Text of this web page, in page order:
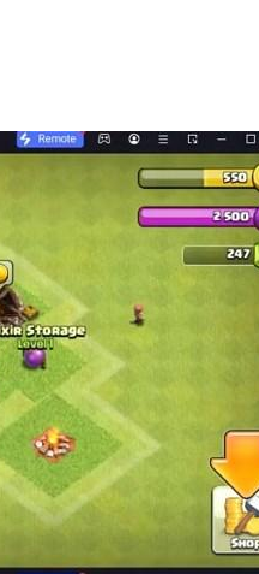
perang 4X. Tiap
baru, serta
yang disesuaikan
musim dengan strategi
memperkuat
musuh dalam RTS
dengan pemain lain
penjuru dunia
dan mencakup
pembelian dalam